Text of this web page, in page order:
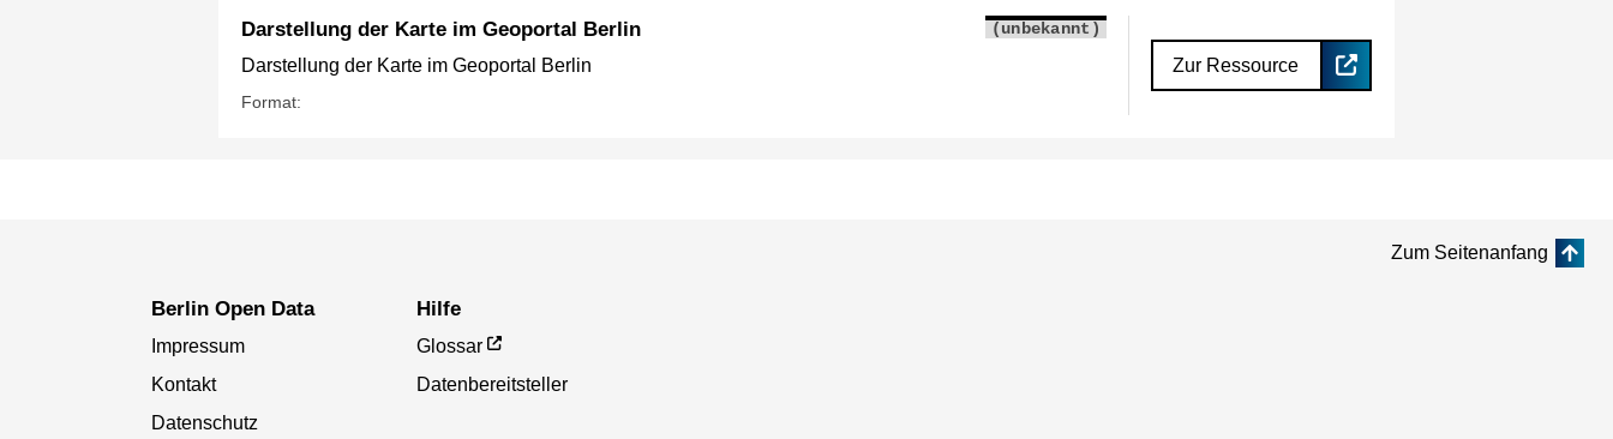
Darstellung der Karte im Geoportal Berlin (unbekannt)
Darstellung der Karte im Geoportal Berlin
Format:
Zur Ressource
Zum Seitenanfang
Berlin Open Data
Impressum
Kontakt
Datenschutz
Hilfe
Glossar
Datenbereitsteller